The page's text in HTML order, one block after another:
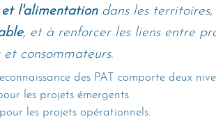
l'alimentation dans les territoires,
, et à renforcer les liens entre
consommateurs.
des PAT comporte deux
les projets émergents
pour les projets opérationnels.